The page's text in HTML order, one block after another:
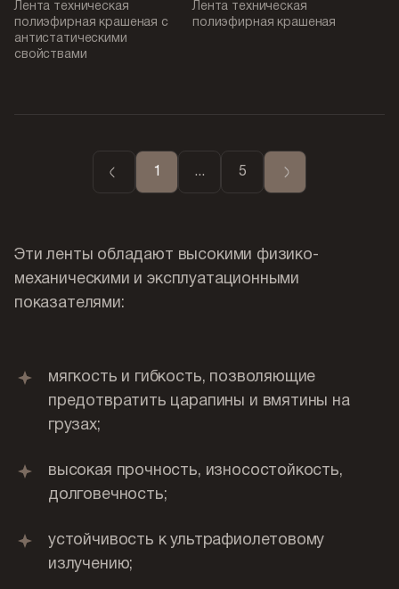
Лента техническая
полиэфирная крашеная с
антистатическими
свойствами
Лента техническая
полиэфирная крашеная
1 ... 5
Эти ленты обладают высокими физико-
механическими и эксплуатационными
показателями:
мягкость и гибкость, позволяющие
предотвратить царапины и вмятины на
грузах;
высокая прочность, износостойкость,
долговечность;
устойчивость к ультрафиолетовому
излучению;